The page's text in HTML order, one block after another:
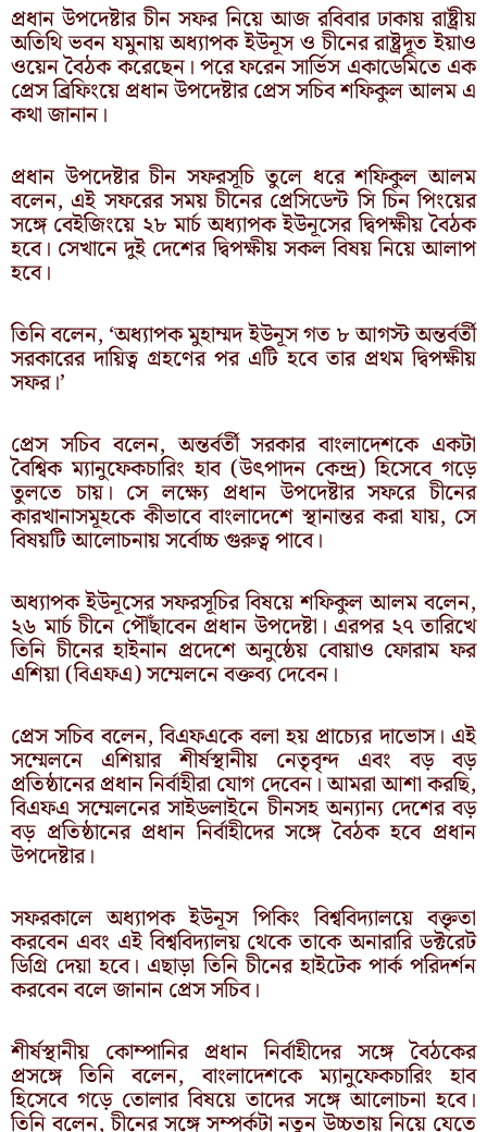
প্রধান উপদেষ্টার চীন সফর নিয়ে আজ রবিবার ঢাকায় রাষ্ট্রীয়
অতিথি ভবন যমুনায় অধ্যাপক ইউনূস ও চীনের রাষ্ট্রদূত ইয়াও
ওয়েন বৈঠক করেছেন। পরে ফরেন সার্ভিস একাডেমিতে এক
প্রেস ব্রিফিংয়ে প্রধান উপদেষ্টার প্রেস সচিব শফিকুল আলম এ
কথা জানান।
প্রধান উপদেষ্টার চীন সফরসূচি তুলে ধরে শফিকুল আলম
বলেন, এই সফরের সময় চীনের প্রেসিডেন্ট সি চিন পিংয়ের
সঙ্গে বেইজিংয়ে ২৮ মার্চ অধ্যাপক ইউনূসের দ্বিপক্ষীয় বৈঠক
হবে। সেখানে দুই দেশের দ্বিপক্ষীয় সকল বিষয় নিয়ে আলাপ
হবে।
তিনি বলেন, ‘অধ্যাপক মুহাম্মদ ইউনূস গত ৮ আগস্ট অন্তর্বর্তী
সরকারের দায়িত্ব গ্রহণের পর এটি হবে তার প্রথম দ্বিপক্ষীয়
সফর।’
প্রেস সচিব বলেন, অন্তর্বর্তী সরকার বাংলাদেশকে একটা
বৈশ্বিক ম্যানুফেকচারিং হাব (উৎপাদন কেন্দ্র) হিসেবে গড়ে
তুলতে চায়। সে লক্ষ্যে প্রধান উপদেষ্টার সফরে চীনের
কারখানাসমূহকে কীভাবে বাংলাদেশে স্থানান্তর করা যায়, সে
বিষয়টি আলোচনায় সর্বোচ্চ গুরুত্ব পাবে।
অধ্যাপক ইউনূসের সফরসূচির বিষয়ে শফিকুল আলম বলেন,
২৬ মার্চ চীনে পৌঁছাবেন প্রধান উপদেষ্টা। এরপর ২৭ তারিখে
তিনি চীনের হাইনান প্রদেশে অনুষ্ঠেয় বোয়াও ফোরাম ফর
এশিয়া (বিএফএ) সম্মেলনে বক্তব্য দেবেন।
প্রেস সচিব বলেন, বিএফএকে বলা হয় প্রাচ্যের দাভোস। এই
সম্মেলনে এশিয়ার শীর্ষস্থানীয় নেতৃবৃন্দ এবং বড় বড়
প্রতিষ্ঠানের প্রধান নির্বাহীরা যোগ দেবেন। আমরা আশা করছি,
বিএফএ সম্মেলনের সাইডলাইনে চীনসহ অন্যান্য দেশের বড়
বড় প্রতিষ্ঠানের প্রধান নির্বাহীদের সঙ্গে বৈঠক হবে প্রধান
উপদেষ্টার।
সফরকালে অধ্যাপক ইউনূস পিকিং বিশ্ববিদ্যালয়ে বক্তৃতা
করবেন এবং এই বিশ্ববিদ্যালয় থেকে তাকে অনারারি ডক্টরেট
ডিগ্রি দেয়া হবে। এছাড়া তিনি চীনের হাইটেক পার্ক পরিদর্শন
করবেন বলে জানান প্রেস সচিব।
শীর্ষস্থানীয় কোম্পানির প্রধান নির্বাহীদের সঙ্গে বৈঠকের
প্রসঙ্গে তিনি বলেন, বাংলাদেশকে ম্যানুফেকচারিং হাব
হিসেবে গড়ে তোলার বিষয়ে তাদের সঙ্গে আলোচনা হবে।
তিনি বলেন, চীনের সঙ্গে সম্পর্কটা নতুন উচ্চতায় নিয়ে যেতে